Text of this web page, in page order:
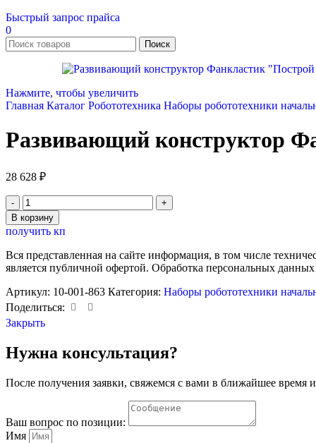
Быстрый запрос прайса
0
Поиск
Нажмите, чтобы увеличить
Главная Каталог Робототехника Наборы робототехники
Развивающий конструктор
28 628 ₽
Количество
товара
Развивающий
конструктор
Фанкластик
"Построй
историю:
В корзину
получить кп
Вся представленная на сайте информация, в том числе
является публичной офертой. Обработка персональных
Артикул: 10-001-863 Категория: Наборы робототехники
Поделиться:
Закрыть
Нужна консультация?
После получения заявки, свяжемся с вами в ближайшее
Ваш вопрос по позиции:
Имя